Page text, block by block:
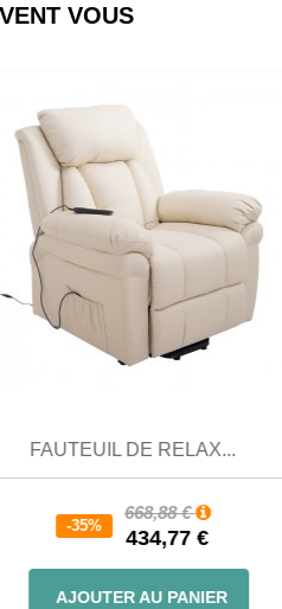
VOUS
DE RELAX...
668,88 €
434,77 €
AU PANIER